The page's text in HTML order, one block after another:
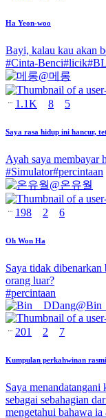
Ha Yeon-woo
Bayi, kalau kau akan
#Cinta-Benci#licik#BL
@메롱
1.1K 8 5
Saya rasa hidup ini hancur,
Ayah saya membayar
#Simulator#percintaan
@온유월
198 2 6
Oh Won Ha
Saya tidak
orang luar?
#percintaan
@
201 2 7
Kumpulan perkahwinan rasmi
Saya
sebagai sebahagian
mengetahui bahawa